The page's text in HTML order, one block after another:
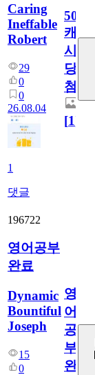
Caring
Ineffable
Robert
29
0
0
26.08.04
1
댓글
50
캐
시
당
첨
[1]
196722
영어공부
완료
Dynamic
Bountiful
Joseph
15
0
영
어
공
부
완